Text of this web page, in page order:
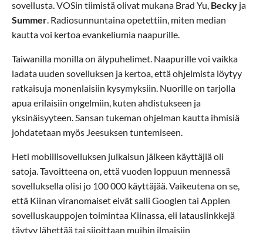
sovellusta. VOSin tiimistä olivat mukana Brad Yu, Becky ja
Summer . Radiosunnuntaina opetettiin, miten median
kautta voi kertoa evankeliumia naapurille.
Taiwanilla monilla on älypuhelimet. Naapurille voi vaikka
ladata uuden sovelluksen ja kertoa, että ohjelmista löytyy
ratkaisuja monenlaisiin kysymyksiin. Nuorille on tarjolla
apua erilaisiin ongelmiin, kuten ahdistukseen ja
yksinäisyyteen. Sansan tukeman ohjelman kautta ihmisiä
johdatetaan myös Jeesuksen tuntemiseen.
Heti mobiilisovelluksen julkaisun jälkeen käyttäjiä oli
satoja. Tavoitteena on, että vuoden loppuun mennessä
sovelluksella olisi jo 100 000 käyttäjää. Vaikeutena on se,
että Kiinan viranomaiset eivät salli Googlen tai Applen
sovelluskauppojen toimintaa Kiinassa, eli latauslinkkejä
täytyy lähettää tai sijoittaan muihin ilmaisiin